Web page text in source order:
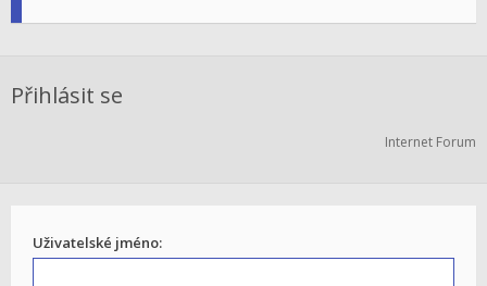
Přihlásit se
Internet Forum
Uživatelské jméno: